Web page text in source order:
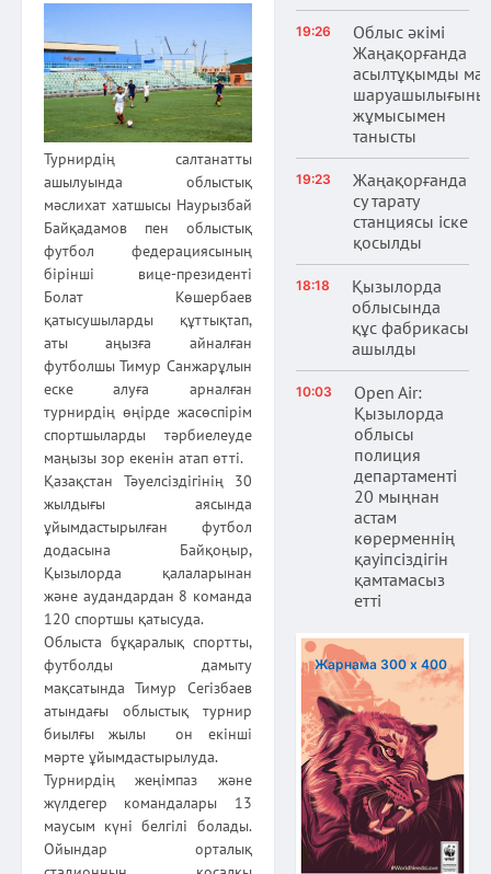
Турнирдің салтанатты
ашылуында облыстық
мәслихат хатшысы Наурызбай
Байқадамов пен облыстық
футбол федерациясының
бірінші вице-президенті
Болат Көшербаев
қатысушыларды құттықтап,
аты аңызға айналған
футболшы Тимур Санжарұлын
еске алуға арналған
турнирдің өңірде жасөспірім
спортшыларды тәрбиелеуде
маңызы зор екенін атап өтті.
Қазақстан Тәуелсіздігінің 30
жылдығы аясында
ұйымдастырылған футбол
додасына Байқоңыр,
Қызылорда қалаларынан
және аудандардан 8 команда
120 спортшы қатысуда.
Облыста бұқаралық спортты,
футболды дамыту
мақсатында Тимур Сегізбаев
атындағы облыстық турнир
биылғы жылы он екінші
мәрте ұйымдастырылуда.
Турнирдің жеңімпаз және
жүлдегер командалары 13
маусым күні белгілі болады.
Ойындар орталық
19:26
Облыс әкімі
Жаңақорғанда
асылтұқымды мал
жұмысымен
танысты
19:23
Жаңақорғанда
су тарату
станциясы іске
қосылды
18:18
Қызылорда
облысында
құс фабрикасы
ашылды
10:03
Open Air:
Қызылорда
облысы
полиция
департаменті
20 мыңнан
астам
көрерменнің
қауіпсіздігін
қамтамасыз
етті
Жарнама 300 х 400